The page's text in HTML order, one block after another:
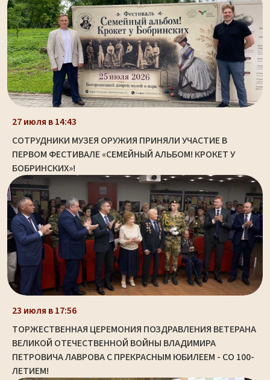
27 июля в 14:43
СОТРУДНИКИ МУЗЕЯ ОРУЖИЯ ПРИНЯЛИ УЧАСТИЕ В
ПЕРВОМ ФЕСТИВАЛЕ «СЕМЕЙНЫЙ АЛЬБОМ! КРОКЕТ У
БОБРИНСКИХ»!
23 июля в 17:56
ТОРЖЕСТВЕННАЯ ЦЕРЕМОНИЯ ПОЗДРАВЛЕНИЯ ВЕТЕРАНА
ВЕЛИКОЙ ОТЕЧЕСТВЕННОЙ ВОЙНЫ ВЛАДИМИРА
ПЕТРОВИЧА ЛАВРОВА С ПРЕКРАСНЫМ ЮБИЛЕЕМ - СО 100-
ЛЕТИЕМ!